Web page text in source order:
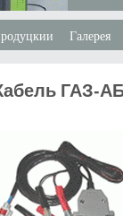
Галерея
ГАЗ-